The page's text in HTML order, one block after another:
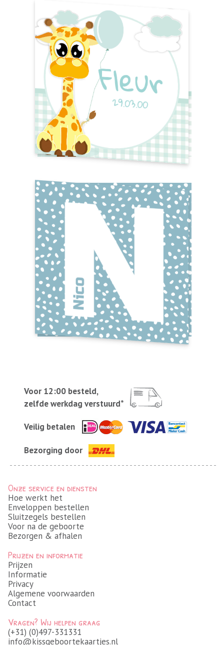
Voor 12:00 besteld,
zelfde werkdag verstuurd*
Veilig betalen
Bezorging door
Onze service en diensten
Hoe werkt het
Enveloppen bestellen
Sluitzegels bestellen
Voor na de geboorte
Bezorgen & afhalen
Prijzen en informatie
Prijzen
Informatie
Privacy
Algemene voorwaarden
Contact
Vragen? Wij helpen graag
(+31) (0)497-331331
info@kissgeboortekaartjes.nl